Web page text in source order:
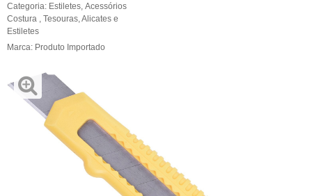
Categoria: Estiletes Acessórios
Costura
Tesouras, Alicates e
Estiletes
Marca: Produto Importado